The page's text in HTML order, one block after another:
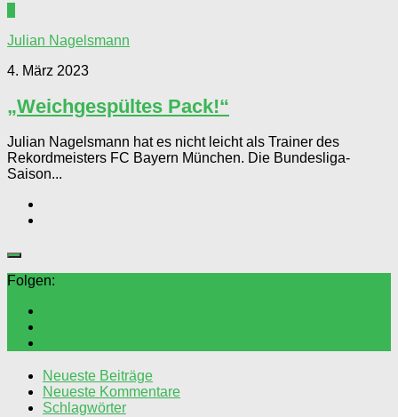
Julian Nagelsmann
4. März 2023
„Weichgespültes Pack!“
Julian Nagelsmann hat es nicht leicht als Trainer des
Rekordmeisters FC Bayern München. Die Bundesliga-
Saison...
Folgen:
Neueste Beiträge
Neueste Kommentare
Schlagwörter